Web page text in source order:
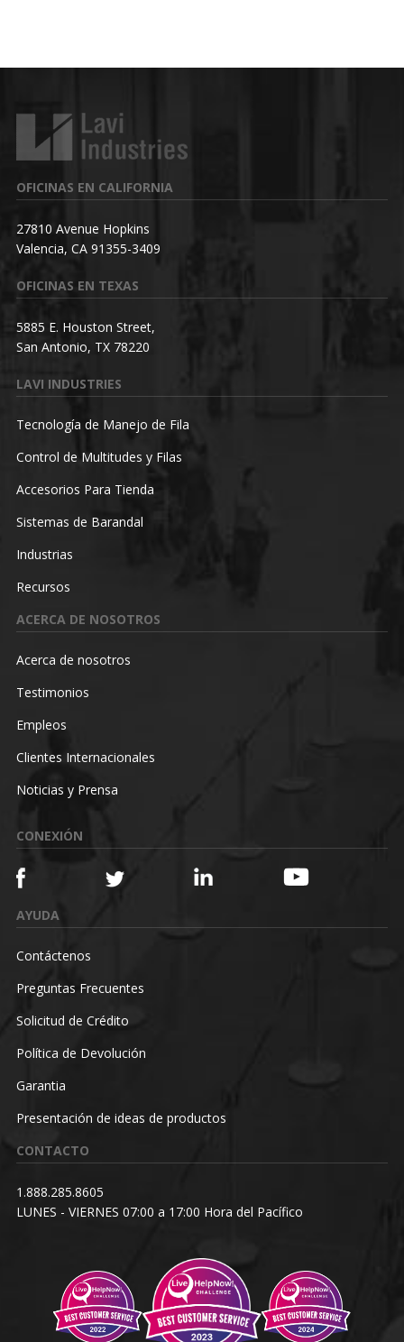
OFICINAS EN CALIFORNIA
27810 Avenue Hopkins
Valencia, CA 91355-3409
OFICINAS EN TEXAS
5885 E. Houston Street,
San Antonio, TX 78220
LAVI INDUSTRIES
Tecnología de Manejo de Fila
Control de Multitudes y Filas
Accesorios Para Tienda
Sistemas de Barandal
Industrias
Recursos
ACERCA DE NOSOTROS
Acerca de nosotros
Testimonios
Empleos
Clientes Internacionales
Noticias y Prensa
CONEXIÓN
AYUDA
Contáctenos
Preguntas Frecuentes
Solicitud de Crédito
Política de Devolución
Garantia
Presentación de ideas de productos
CONTACTO
1.888.285.8605
LUNES - VIERNES 07:00 a 17:00 Hora del Pacífico